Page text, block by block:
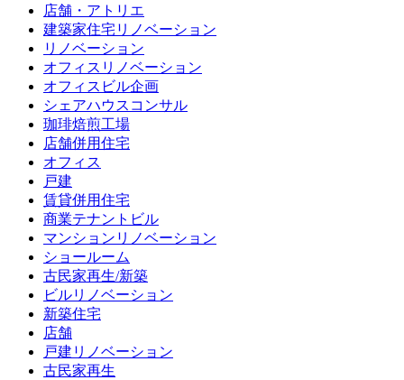
店舗・アトリエ
建築家住宅リノベーション
リノベーション
オフィスリノベーション
オフィスビル企画
シェアハウスコンサル
珈琲焙煎工場
店舗併用住宅
オフィス
戸建
賃貸併用住宅
商業テナントビル
マンションリノベーション
ショールーム
古民家再生/新築
ビルリノベーション
新築住宅
店舗
戸建リノベーション
古民家再生